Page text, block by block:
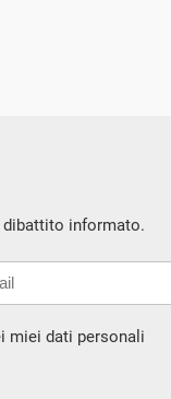
dibattito informato.
miei dati personali